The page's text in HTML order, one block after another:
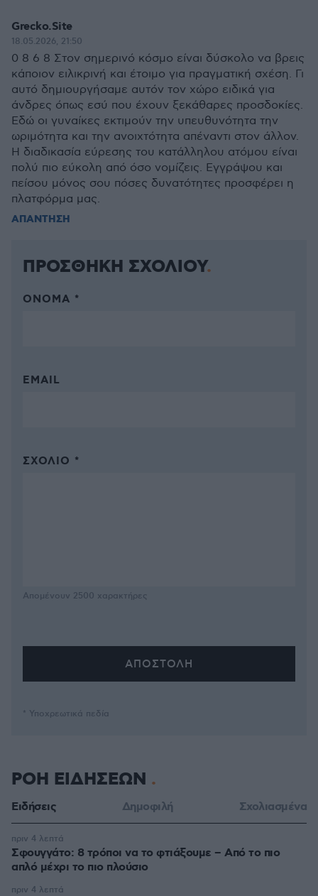
Grecko.Site
18.05.2026, 21:50
0 8 6 8 Στον σημερινό κόσμο είναι δύσκολο να βρεις
κάποιον ειλικρινή και έτοιμο για πραγματική σχέση. Γι
αυτό δημιουργήσαμε αυτόν τον χώρο ειδικά για
άνδρες όπως εσύ που έχουν ξεκάθαρες προσδοκίες.
Εδώ οι γυναίκες εκτιμούν την υπευθυνότητα την
ωριμότητα και την ανοιχτότητα απέναντι στον άλλον.
Η διαδικασία εύρεσης του κατάλληλου ατόμου είναι
πολύ πιο εύκολη από όσο νομίζεις. Εγγράψου και
πείσου μόνος σου πόσες δυνατότητες προσφέρει η
πλατφόρμα μας.
ΑΠΑΝΤΗΣΗ
ΠΡΟΣΘΗΚΗ ΣΧΟΛΙΟΥ
ΌΝΟΜΑ *
EMAIL
ΣΧΌΛΙΟ *
Απομένουν 2500 χαρακτήρες
* Υποχρεωτικά πεδία
ΡΟΗ ΕΙΔΗΣΕΩΝ
Ειδήσεις Δημοφιλή Σχολιασμένα
Σφουγγάτο: 8 τρόποι να το φτιάξουμε – Από το πιο
απλό μέχρι το πιο πλούσιο
πριν 4 λεπτά
πριν 4 λεπτά